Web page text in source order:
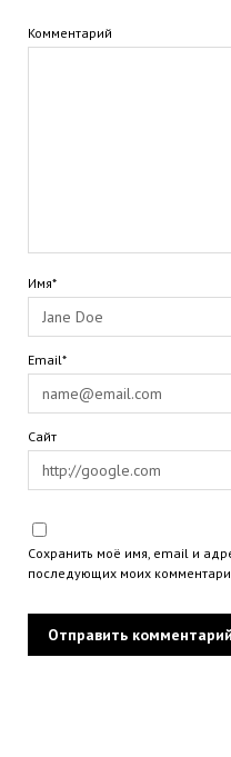
Комментарий
Имя*
Email*
Сайт
Сохранить моё имя, email и
последующих моих